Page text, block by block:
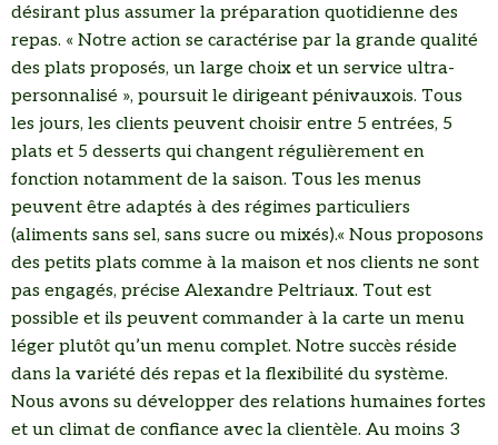
désirant plus assumer la préparation quotidienne des
repas. « Notre action se caractérise par la grande qualité
des plats proposés, un large choix et un service ultra-
personnalisé », poursuit le dirigeant pénivauxois. Tous
les jours, les clients peuvent choisir entre 5 entrées, 5
plats et 5 desserts qui changent régulièrement en
fonction notamment de la saison. Tous les menus
peuvent être adaptés à des régimes particuliers
(aliments sans sel, sans sucre ou mixés).« Nous proposons
des petits plats comme à la maison et nos clients ne sont
pas engagés, précise Alexandre Peltriaux. Tout est
possible et ils peuvent commander à la carte un menu
léger plutôt qu’un menu complet. Notre succès réside
dans la variété dés repas et la flexibilité du système.
Nous avons su développer des relations humaines fortes
et un climat de confiance avec la clientèle. Au moins 3